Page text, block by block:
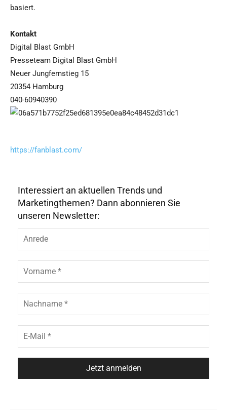
basiert.
Kontakt
Digital Blast GmbH
Presseteam Digital Blast GmbH
Neuer Jungfernstieg 15
20354 Hamburg
040-60940390
https://fanblast.com/
Interessiert an aktuellen Trends und
Marketingthemen? Dann abonnieren Sie
unseren Newsletter: